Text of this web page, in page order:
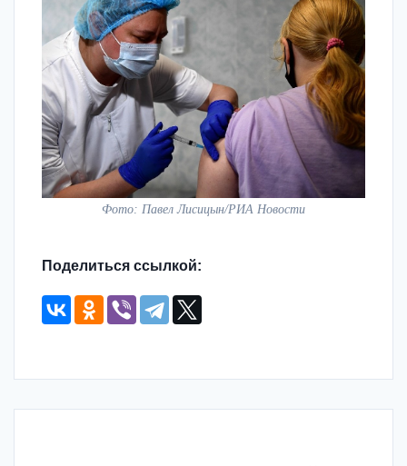
Фото: Павел Лисицын/РИА Новости
Поделиться ссылкой: